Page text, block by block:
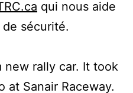
qui nous aide
sécurité.
new rally car. It took
at Sanair Raceway.